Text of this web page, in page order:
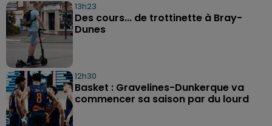
13h23
Des cours... de trottinette à Bray-
Dunes
12h30
Basket : Gravelines-Dunkerque va
commencer sa saison par du lourd